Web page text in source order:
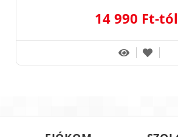
14 990 Ft-tól